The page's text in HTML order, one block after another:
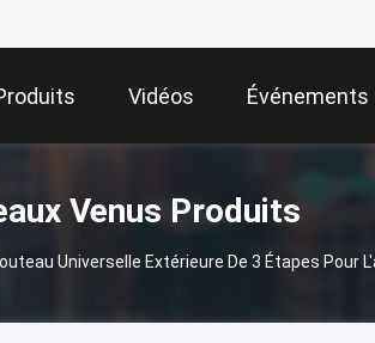
Vidéos Événements
Venus Produits
Universelle Extérieure De 3 Étapes Pour